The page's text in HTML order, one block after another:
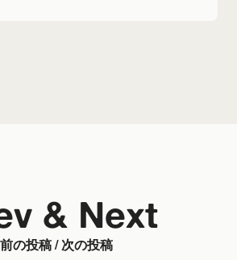
前の投稿 / 次の投稿
& Next